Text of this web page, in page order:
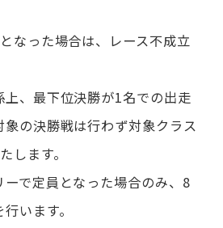
なった場合は、レース不成立
上、最下位決勝が1名での出走
象の決勝戦は行わず対象クラス
します。
ーで定員となった場合のみ、8
います。